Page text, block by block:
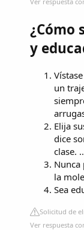
¿Cómo
y
un
Elija
dice
clase.
Nunca
la
Sea
Solicitud de
Ver respuesta